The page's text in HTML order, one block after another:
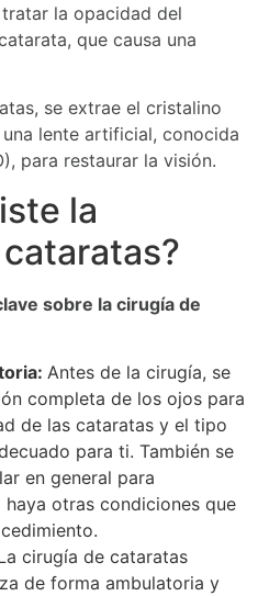
la opacidad del
que causa una
se extrae el cristalino
lente artificial, conocida
para restaurar la visión.
la
sobre la cirugía de
Antes de la cirugía, se
completa de los ojos para
de las cataratas y el tipo
para ti. También se
en general para
haya otras condiciones que
cirugía de cataratas
de forma ambulatoria y